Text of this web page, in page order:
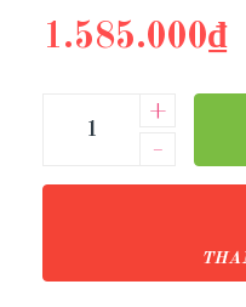
1.585.000₫
–
+